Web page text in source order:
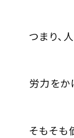
つまり、
労力をか
そもそも